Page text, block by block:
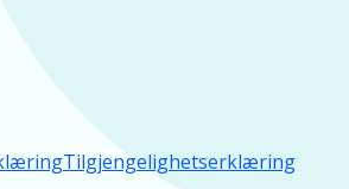
Tilgjengelighetserklæring